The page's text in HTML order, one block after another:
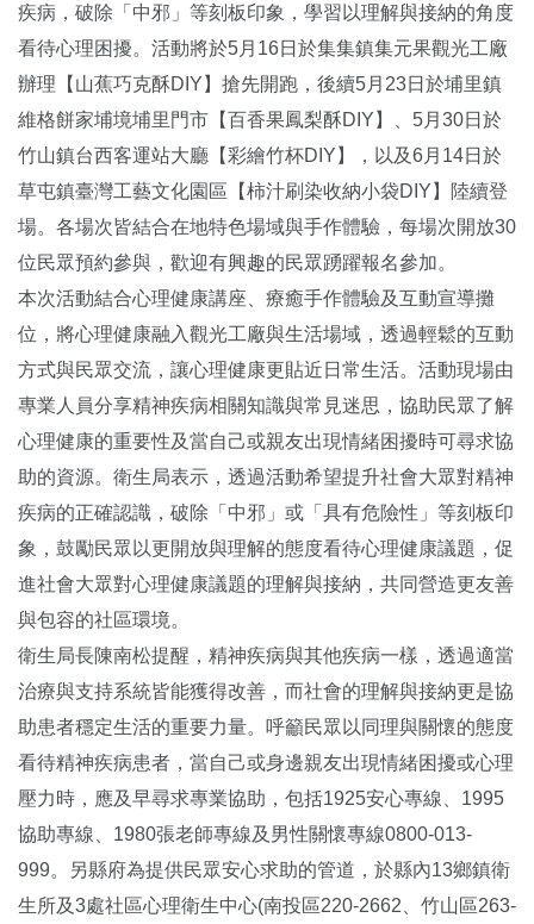
疾病，破除「中邪」等刻板印象，學習以理解與接納的角度
看待心理困擾。活動將於5月16日於集集鎮集元果觀光工廠
辦理【山蕉巧克酥DIY】搶先開跑，後續5月23日於埔里鎮
維格餅家埔境埔里門市【百香果鳳梨酥DIY】、5月30日於
竹山鎮台西客運站大廳【彩繪竹杯DIY】，以及6月14日於
草屯鎮臺灣工藝文化園區【柿汁刷染收納小袋DIY】陸續登
場。各場次皆結合在地特色場域與手作體驗，每場次開放30
位民眾預約參與，歡迎有興趣的民眾踴躍報名參加。
本次活動結合心理健康講座、療癒手作體驗及互動宣導攤
位，將心理健康融入觀光工廠與生活場域，透過輕鬆的互動
方式與民眾交流，讓心理健康更貼近日常生活。活動現場由
專業人員分享精神疾病相關知識與常見迷思，協助民眾了解
心理健康的重要性及當自己或親友出現情緒困擾時可尋求協
助的資源。衛生局表示，透過活動希望提升社會大眾對精神
疾病的正確認識，破除「中邪」或「具有危險性」等刻板印
象，鼓勵民眾以更開放與理解的態度看待心理健康議題，促
進社會大眾對心理健康議題的理解與接納，共同營造更友善
與包容的社區環境。
衛生局長陳南松提醒，精神疾病與其他疾病一樣，透過適當
治療與支持系統皆能獲得改善，而社會的理解與接納更是協
助患者穩定生活的重要力量。呼籲民眾以同理與關懷的態度
看待精神疾病患者，當自己或身邊親友出現情緒困擾或心理
壓力時，應及早尋求專業協助，包括1925安心專線、1995
協助專線、1980張老師專線及男性關懷專線0800-013-
999。另縣府為提供民眾安心求助的管道，於縣內13鄉鎮衛
生所及3處社區心理衛生中心(南投區220-2662、竹山區263-